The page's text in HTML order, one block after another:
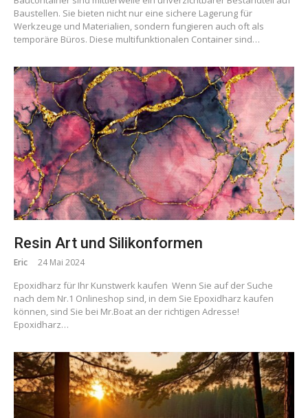
Baustellen. Sie bieten nicht nur eine sichere Lagerung für
Werkzeuge und Materialien, sondern fungieren auch oft als
temporäre Büros. Diese multifunktionalen Container sind…
Resin Art und Silikonformen
Eric 24 Mai 2024
Epoxidharz für Ihr Kunstwerk kaufen Wenn Sie auf der Suche
nach dem Nr.1 Onlineshop sind, in dem Sie Epoxidharz kaufen
können, sind Sie bei Mr.Boat an der richtigen Adresse!
Epoxidharz…